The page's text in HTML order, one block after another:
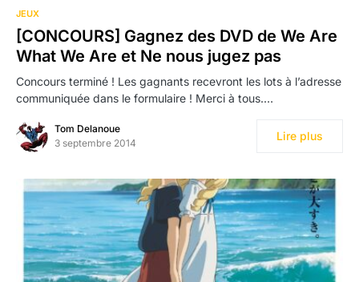
JEUX
[CONCOURS] Gagnez des DVD de We Are
What We Are et Ne nous jugez pas
Concours terminé ! Les gagnants recevront les lots à l’adresse
communiquée dans le formulaire ! Merci à tous.…
Tom Delanoue
3 septembre 2014
Lire plus